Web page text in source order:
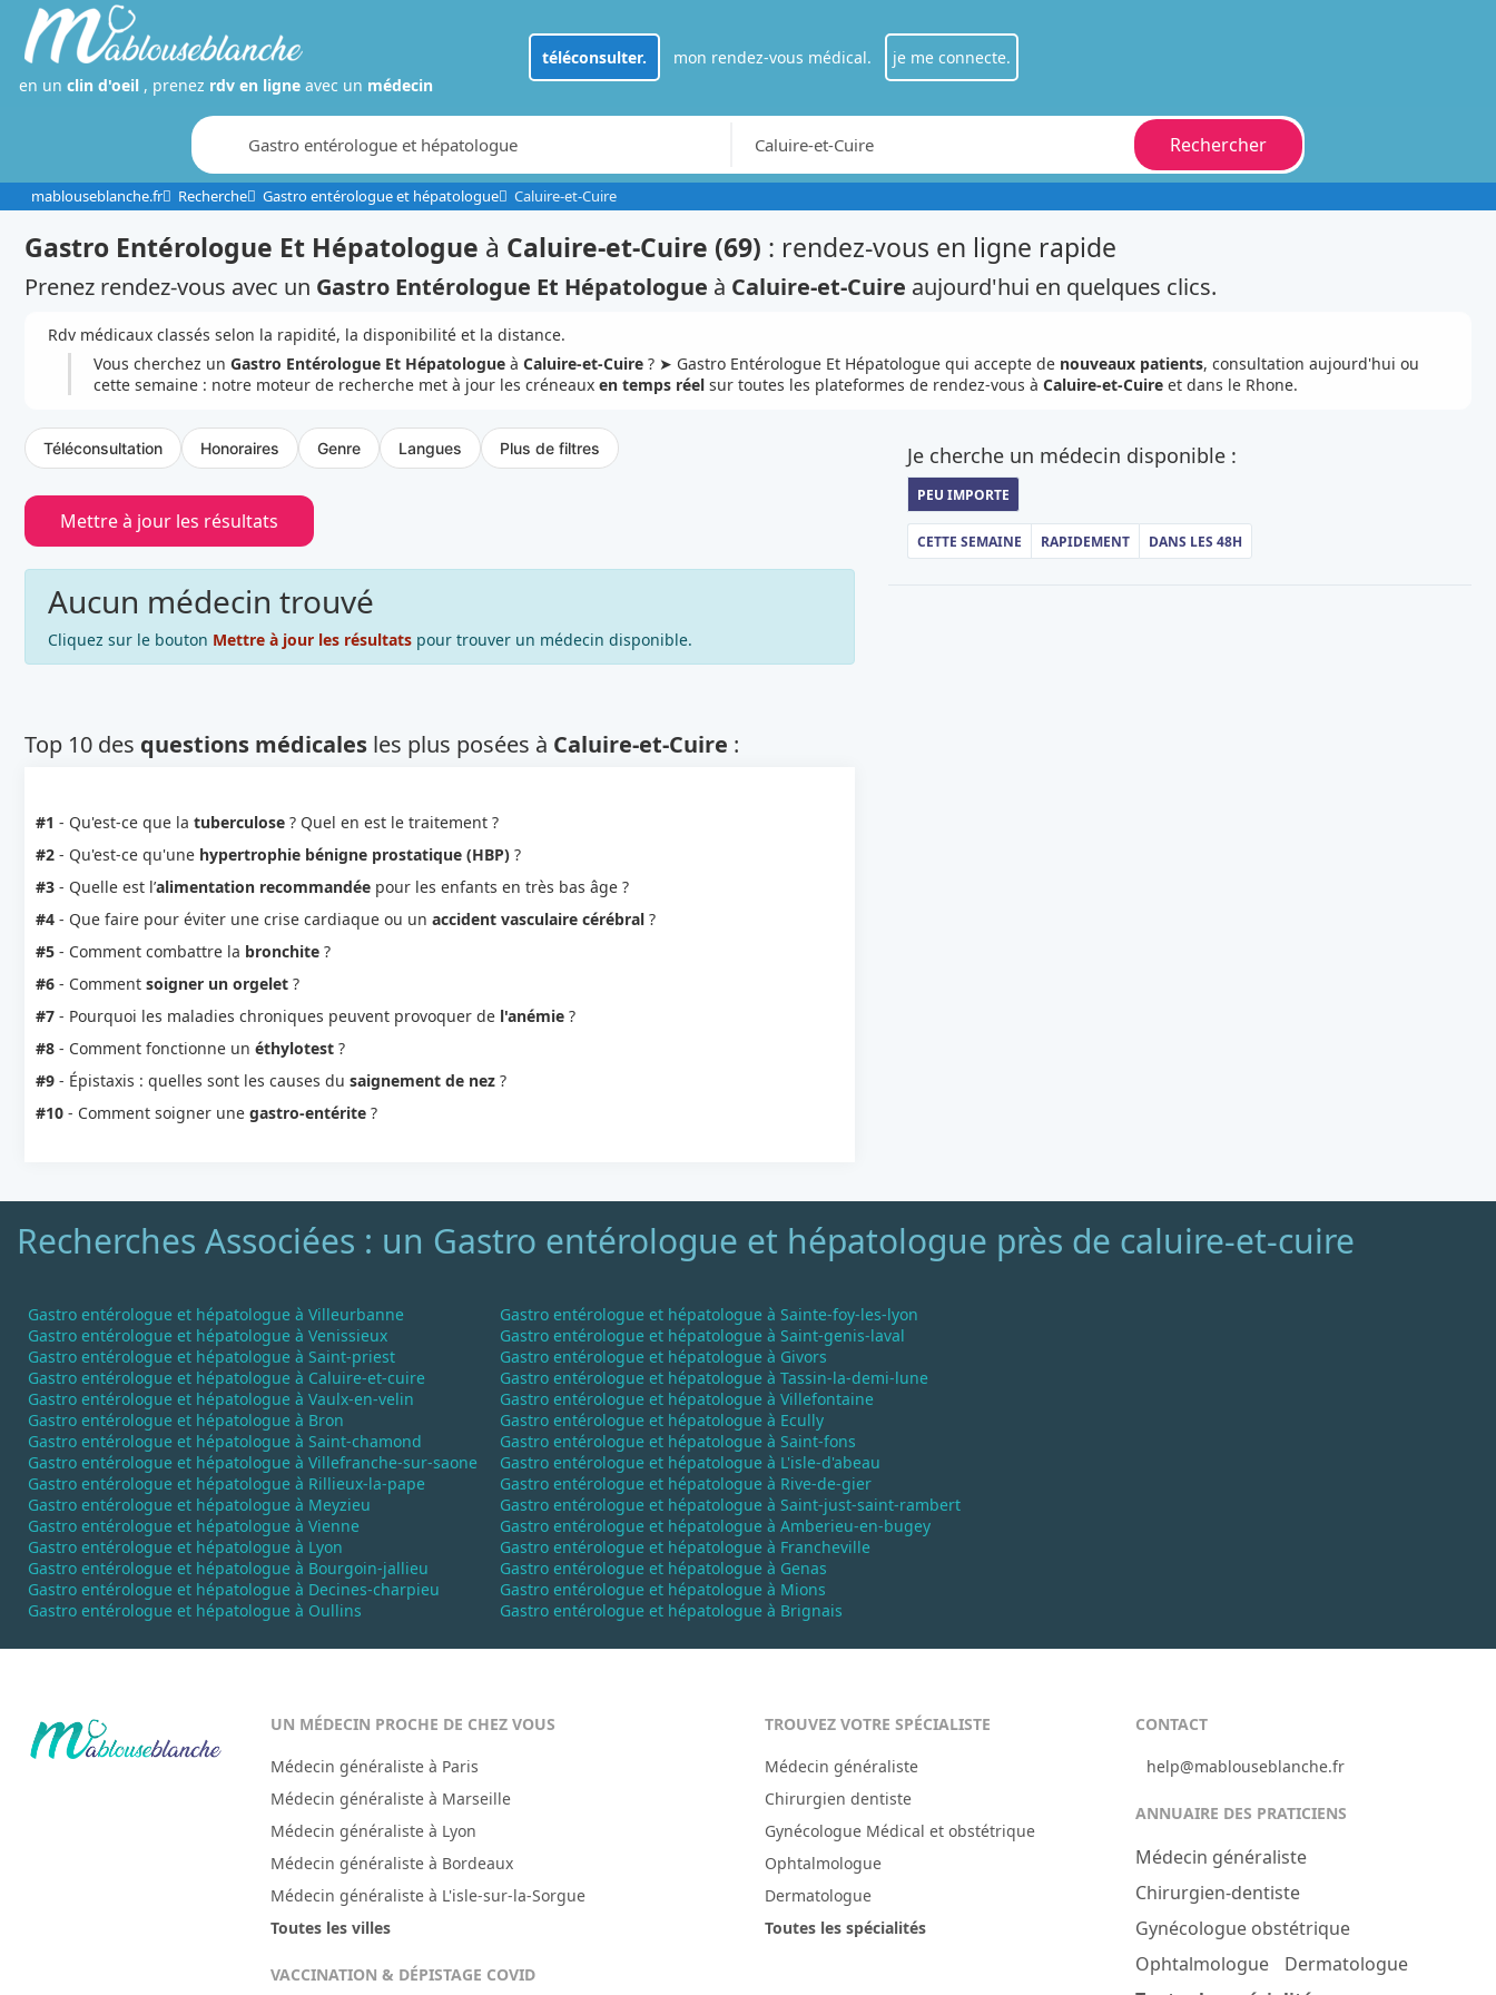
téléconsulter. mon rendez-vous médical. je me connecte.
en un clin d'oeil , prenez rdv en ligneavec un médecin
Rechercher
mablouseblanche.fr Recherche Gastro entérologue et hépatologue Caluire-et-Cuire
Gastro Entérologue Et Hépatologue à Caluire-et-Cuire (69) : rendez-vous en ligne rapide
Prenez rendez-vous avec un Gastro Entérologue Et Hépatologue à Caluire-et-Cuire aujourd'hui en quelques clics.
Rdv médicaux classés selon la rapidité, la disponibilité et la distance.
Vous cherchez un Gastro Entérologue Et Hépatologueà Caluire-et-Cuire? ➤ Gastro Entérologue Et Hépatologue qui accepte de nouveaux patients, consultation aujourd'hui ou
cette semaine : notre moteur de recherche met à jour les créneaux en temps réelsur toutes les plateformes de rendez-vous à Caluire-et-Cuireet dans le Rhone.
Téléconsultation Honoraires Genre Langues Plus de filtres
Mettre à jour les résultats
Aucun médecin trouvé
Cliquez sur le bouton Mettre à jour les résultatspour trouver un médecin disponible.
Top 10 des questions médicalesles plus posées à Caluire-et-Cuire :
#1 - Qu'est-ce que la tuberculose? Quel en est le traitement ?
#2- Qu'est-ce qu'une hypertrophie bénigne prostatique (HBP)?
#3- Quelle est l’alimentation recommandéepour les enfants en très bas âge ?
#4- Que faire pour éviter une crise cardiaque ou un accident vasculaire cérébral?
#5- Comment combattre la bronchite?
#6- Comment soigner un orgelet?
#7- Pourquoi les maladies chroniques peuvent provoquer de l'anémie?
#8- Comment fonctionne un éthylotest?
#9- Épistaxis : quelles sont les causes du saignement de nez?
#10- Comment soigner une gastro-entérite?
Je cherche un médecin disponible :
PEU IMPORTE
CETTE SEMAINE RAPIDEMENT DANS LES 48H
Recherches Associées : un Gastro entérologue et hépatologue près de caluire-et-cuire
Gastro entérologue et hépatologue à Villeurbanne
Gastro entérologue et hépatologue à Venissieux
Gastro entérologue et hépatologue à Saint-priest
Gastro entérologue et hépatologue à Caluire-et-cuire
Gastro entérologue et hépatologue à Vaulx-en-velin
Gastro entérologue et hépatologue à Bron
Gastro entérologue et hépatologue à Saint-chamond
Gastro entérologue et hépatologue à Villefranche-sur-saone
Gastro entérologue et hépatologue à Rillieux-la-pape
Gastro entérologue et hépatologue à Meyzieu
Gastro entérologue et hépatologue à Vienne
Gastro entérologue et hépatologue à Lyon
Gastro entérologue et hépatologue à Bourgoin-jallieu
Gastro entérologue et hépatologue à Decines-charpieu
Gastro entérologue et hépatologue à Oullins
Gastro entérologue et hépatologue à Sainte-foy-les-lyon
Gastro entérologue et hépatologue à Saint-genis-laval
Gastro entérologue et hépatologue à Givors
Gastro entérologue et hépatologue à Tassin-la-demi-lune
Gastro entérologue et hépatologue à Villefontaine
Gastro entérologue et hépatologue à Ecully
Gastro entérologue et hépatologue à Saint-fons
Gastro entérologue et hépatologue à L'isle-d'abeau
Gastro entérologue et hépatologue à Rive-de-gier
Gastro entérologue et hépatologue à Saint-just-saint-rambert
Gastro entérologue et hépatologue à Amberieu-en-bugey
Gastro entérologue et hépatologue à Francheville
Gastro entérologue et hépatologue à Genas
Gastro entérologue et hépatologue à Mions
Gastro entérologue et hépatologue à Brignais
UN MÉDECIN PROCHE DE CHEZ VOUS
Médecin généraliste à Paris
Médecin généraliste à Marseille
Médecin généraliste à Lyon
Médecin généraliste à Bordeaux
Médecin généraliste à L'isle-sur-la-Sorgue
Toutes les villes
VACCINATION & DÉPISTAGE COVID
TROUVEZ VOTRE SPÉCIALISTE
Médecin généraliste
Chirurgien dentiste
Gynécologue Médical et obstétrique
Ophtalmologue
Dermatologue
Toutes les spécialités
CONTACT
help@mablouseblanche.fr
ANNUAIRE DES PRATICIENS
Médecin généraliste
Chirurgien-dentiste
Gynécologue obstétrique
Ophtalmologue
Dermatologue